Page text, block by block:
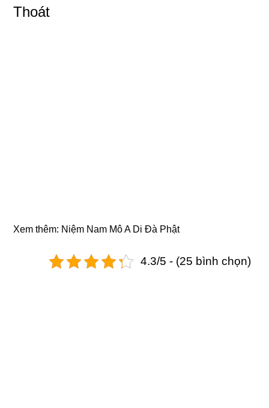
Thoát
Xem thêm: Niệm Nam Mô A Di Đà Phật
4.3/5 - (25 bình chọn)